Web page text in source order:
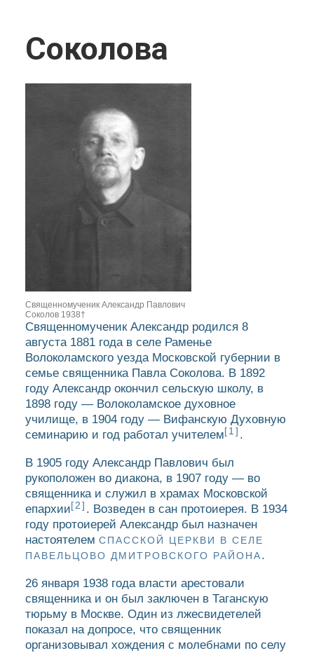
Соколова
Священномученик Александр Павлович
Соколов 1938†
Священномученик Александр родился 8
августа 1881 года в селе Раменье
Волоколамского уезда Московской губернии в
семье священника Павла Соколова. В 1892
году Александр окончил сельскую школу, в
1898 году — Волоколамское духовное
училище, в 1904 году — Вифанскую Духовную
семинарию и год работал учителем[1] .
В 1905 году Александр Павлович был
рукоположен во диакона, в 1907 году — во
священника и служил в храмах Московской
епархии[2] . Возведен в сан протоиерея. В 1934
году протоиерей Александр был назначен
настоятелем СПАССКОЙ ЦЕРКВИ В СЕЛЕ
ПАВЕЛЬЦОВО ДМИТРОВСКОГО РАЙОНА.
26 января 1938 года власти арестовали
священника и он был заключен в Таганскую
тюрьму в Москве. Один из лжесвидетелей
показал на допросе, что священник
организовывал хождения с молебнами по селу